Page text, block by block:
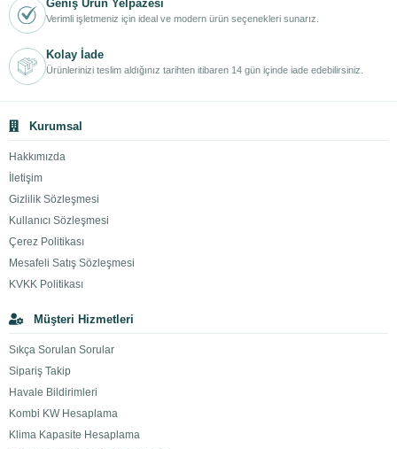
Geniş Ürün Yelpazesi
Verimli işletmeniz için ideal ve modern ürün seçenekleri sunarız.
Kolay İade
Ürünlerinizi teslim aldığınız tarihten itibaren 14 gün içinde iade edebilirsiniz.
Kurumsal
Hakkımızda
İletişim
Gizlilik Sözleşmesi
Kullanıcı Sözleşmesi
Çerez Politikası
Mesafeli Satış Sözleşmesi
KVKK Politikası
Müşteri Hizmetleri
Sıkça Sorulan Sorular
Sipariş Takip
Havale Bildirimleri
Kombi KW Hesaplama
Klima Kapasite Hesaplama